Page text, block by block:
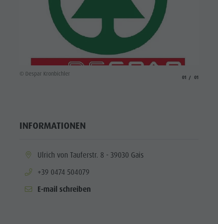
© Despar Kronbichler
01 01
INFORMATIONEN
aria.location:
Ulrich von Tauferstr. 8 - 39030 Gais
aria.phone:
+39 0474 504079
E-mail schreiben